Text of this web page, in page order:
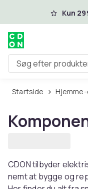
Spring til Kun
Søg efter produkter
Startside
CDON tilbyder
nemt at bygge og